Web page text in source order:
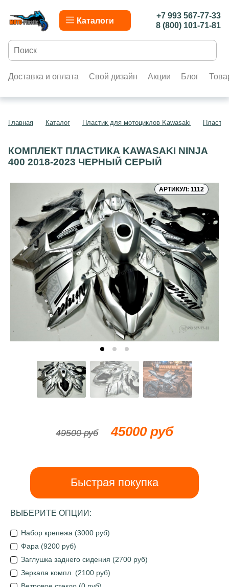
Каталоги
+7 993 567-77-33
8 (800) 101-71-81
Доставка и оплата Свой дизайн Акции Блог
Главная Каталог Пластик для мотоциклов Kawasaki
КОМПЛЕКТ ПЛАСТИКА KAWASAKI NINJA
400 2018-2023 ЧЕРНЫЙ СЕРЫЙ
АРТИКУЛ: 1112
49500 руб 45000 руб
Быстрая покупка
ВЫБЕРИТЕ ОПЦИИ:
Набор крепежа (3000 руб)
Фара (9200 руб)
Заглушка заднего сидения (2700 руб)
Зеркала компл. (2100 руб)